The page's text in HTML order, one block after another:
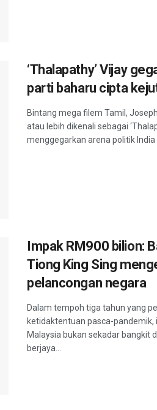
‘Thalapathy’ Vijay
parti baharu cipta
Bintang mega filem Tamil,
atau lebih dikenali sebagai
menggegarkan arena politik India
Impak RM900 bilion:
Tiong King Sing
pelancongan negara
Dalam tempoh tiga tahun yang
ketidaktentuan pasca-pandemik,
Malaysia bukan sekadar bangkit
berjaya...